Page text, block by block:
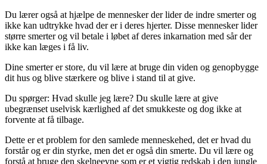
Du lærer også at hjælpe de mennesker der lider de indre smerter og
ikke kan udtrykke hvad der er i deres hjerter. Disse mennesker lider
større smerter og vil betale i løbet af deres inkarnation med sår der
ikke kan læges i få liv.
Dine smerter er store, du vil lære at bruge din viden og genopbygge
dit hus og blive stærkere og blive i stand til at give.
Du spørger: Hvad skulle jeg lære? Du skulle lære at give
ubegrænset uselvisk kærlighed af det smukkeste og dog ikke at
forvente at få tilbage.
Dette er et problem for den samlede menneskehed, det er hvad du
forstår og er din styrke, men det er også din smerte. Du vil lære og
forstå at bruge den skelneevne som er et vigtig redskab i den jungle